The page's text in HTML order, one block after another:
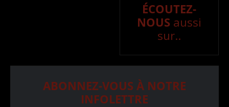
ÉCOUTEZ-
NOUS aussi
sur..
ABONNEZ-VOUS À NOTRE
INFOLETTRE